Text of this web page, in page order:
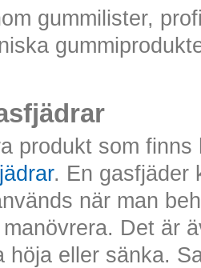
gummilister,
produkt som
. En gasfjäder
när man
Det är
höja eller sänka.